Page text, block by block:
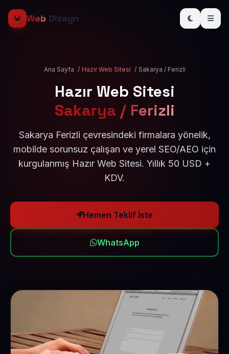
Web Dizayn
Ana Sayfa / Hazır Web Sitesi / Sakarya / Ferizli
Hazır Web Sitesi
Sakarya / Ferizli
Sakarya Ferizli çevresindeki firmalara yönelik,
mobilde sorunsuz çalışan ve yerel SEO/AEO için
kurgulanmış Hazır Web Sitesi. Yıllık 50 USD +
KDV.
Hemen Teklif İste
WhatsApp